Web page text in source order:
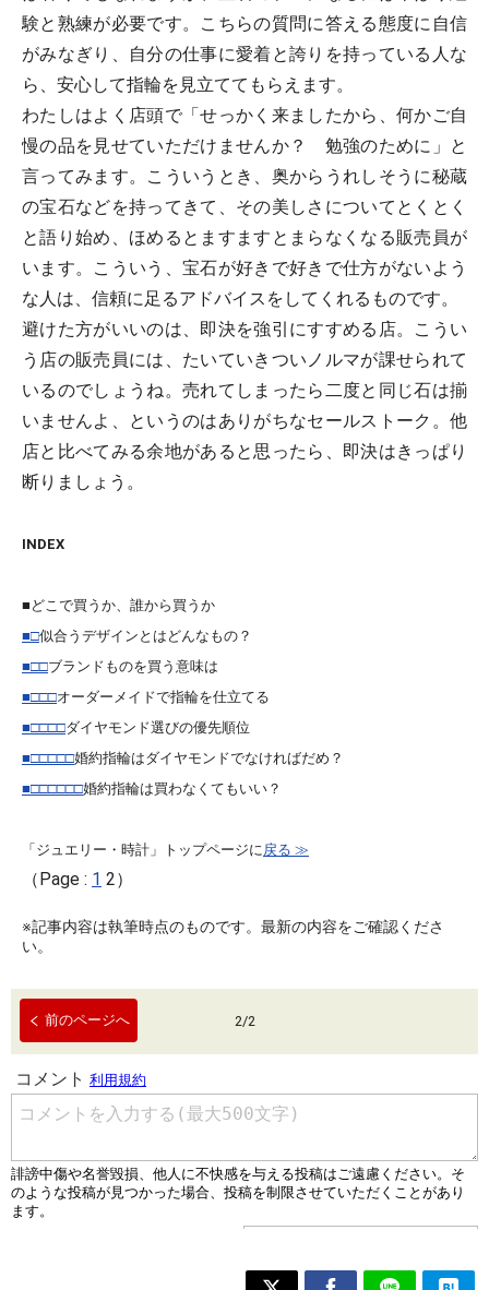
験と熟練が必要です。こちらの質問に答える態度に自信
がみなぎり、自分の仕事に愛着と誇りを持っている人な
ら、安心して指輪を見立ててもらえます。
わたしはよく店頭で「せっかく来ましたから、何かご自
慢の品を見せていただけませんか？ 勉強のために」と
言ってみます。こういうとき、奥からうれしそうに秘蔵
の宝石などを持ってきて、その美しさについてとくとく
と語り始め、ほめるとますますとまらなくなる販売員が
います。こういう、宝石が好きで好きで仕方がないよう
な人は、信頼に足るアドバイスをしてくれるものです。
避けた方がいいのは、即決を強引にすすめる店。こうい
う店の販売員には、たいていきついノルマが課せられて
いるのでしょうね。売れてしまったら二度と同じ石は揃
いませんよ、というのはありがちなセールストーク。他
店と比べてみる余地があると思ったら、即決はきっぱり
断りましょう。
INDEX
■どこで買うか、誰から買うか
■□似合うデザインとはどんなもの？
■□□ブランドものを買う意味は
■□□□オーダーメイドで指輪を仕立てる
■□□□□ダイヤモンド選びの優先順位
■□□□□□婚約指輪はダイヤモンドでなければだめ？
■□□□□□□婚約指輪は買わなくてもいい？
「ジュエリー・時計」トップページに戻る ≫
（Page : 1 2）
※記事内容は執筆時点のものです。最新の内容をご確認くださ
い。
前のページへ 2/2